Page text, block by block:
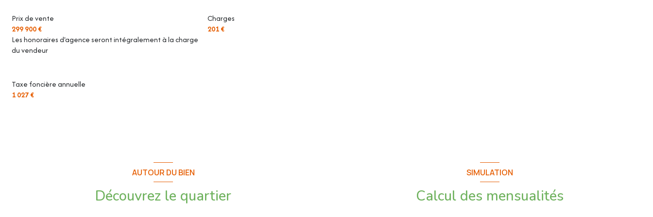
www.georisques.gouv.fr
Prix de vente
299 900 €
Les honoraires d'agence seront intégralement à la charge
du vendeur
Charges
201 €
Taxe foncière annuelle
1 027 €
AUTOUR DU BIEN
Découvrez le quartier
SIMULATION
Calcul des mensualités